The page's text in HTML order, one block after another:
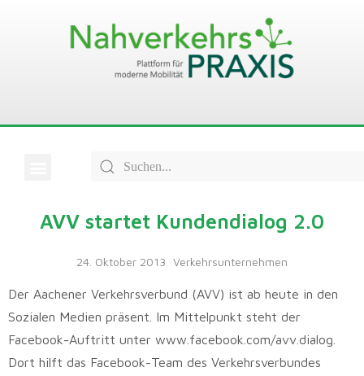
AVV startet Kundendialog 2.0
24. Oktober 2013 Verkehrsunternehmen
Der Aachener Verkehrsverbund (AVV) ist ab heute in den
Sozialen Medien präsent. Im Mittelpunkt steht der
Facebook-Auftritt unter www.facebook.com/avv.dialog.
Dort hilft das Facebook-Team des Verkehrsverbundes